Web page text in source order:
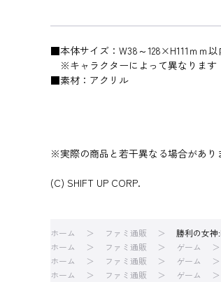
■本体サイズ：W38～128×H111ｍｍ以
※キャラクターによって異なります
■素材：アクリル
※実際の商品と若干異なる場合があり
(C) SHIFT UP CORP.
ホーム ファミ通販
勝利の女神
ホーム
ファミ通販 ゲーム
ホーム
ファミ通販 ゲーム
ホーム
ファミ通販 ゲーム